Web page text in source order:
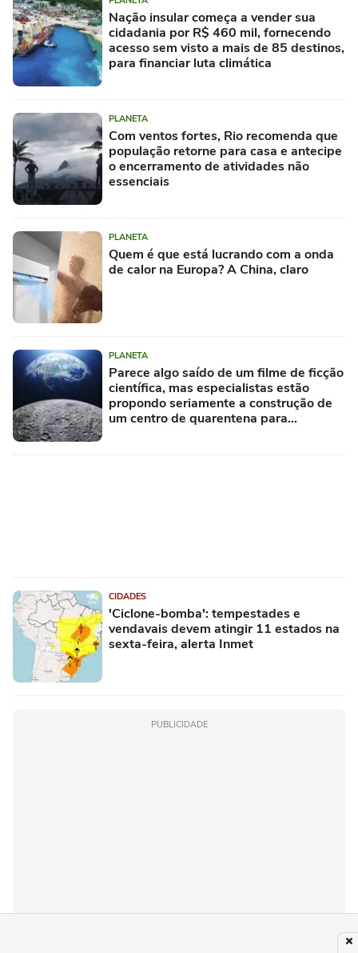
Nação insular começa a vender sua
cidadania por R$ 460 mil, fornecendo
acesso sem visto a mais de 85 destinos,
para financiar luta climática
PLANETA
Com ventos fortes, Rio recomenda que
população retorne para casa e antecipe
o encerramento de atividades não
essenciais
PLANETA
Quem é que está lucrando com a onda
de calor na Europa? A China, claro
PLANETA
Parece algo saído de um filme de ficção
científica, mas especialistas estão
propondo seriamente a construção de
um centro de quarentena para
CIDADES
'Ciclone-bomba': tempestades e
vendavais devem atingir 11 estados na
sexta-feira, alerta Inmet
PUBLICIDADE